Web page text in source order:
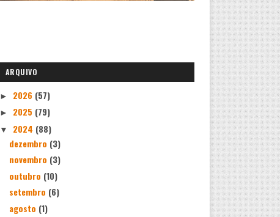
ARQUIVO
► 2026 (57)
► 2025 (79)
▼ 2024 (88)
dezembro (3)
novembro (3)
outubro (10)
setembro (6)
agosto (1)